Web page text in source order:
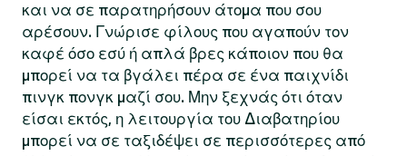
και να σε παρατηρήσουν άτομα που σου
αρέσουν. Γνώρισε φίλους που αγαπούν τον
καφέ όσο εσύ ή απλά βρες κάποιον που θα
μπορεί να τα βγάλει πέρα σε ένα παιχνίδι
πινγκ πονγκ μαζί σου. Μην ξεχνάς ότι όταν
είσαι εκτός, η λειτουργία του Διαβατηρίου
μπορεί να σε ταξιδέψει σε περισσότερες από